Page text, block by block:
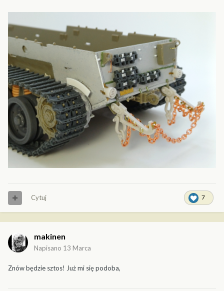
7
Cytuj
makinen
Napisano 13 Marca
Znów będzie sztos! Już mi się podoba,